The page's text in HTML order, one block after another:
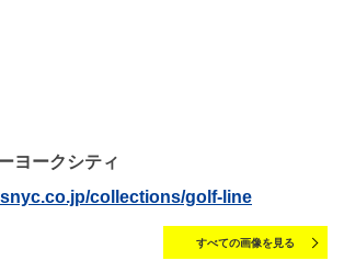
ヨークシティ
collections/golf-line
すべての画像を見る